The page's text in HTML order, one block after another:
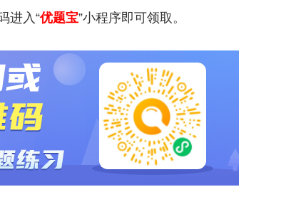
进入“优题宝”小程序即可领取。